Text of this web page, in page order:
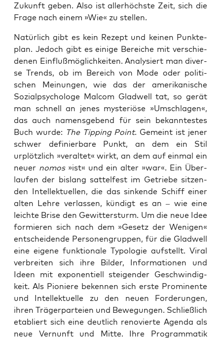
Zukunft geben. Also ist aller­höchs­te Zeit, sich die
Fra­ge nach einem »Wie« zu stellen.
Natür­lich gibt es kein Rezept und kei­nen Punk­te­
plan. Jedoch gibt es eini­ge Berei­che mit ver­schie­
de­nen Ein­fluß­mög­lich­kei­ten. Ana­ly­siert man diver­
se Trends, ob im Bereich von Mode oder poli­ti­
schen Mei­nun­gen, wie das der ame­ri­ka­ni­sche
Sozi­al­psy­cho­lo­ge Mal­com Glad­well tat, so gerät
man schnell an jenes mys­te­riö­se »Umschla­gen«,
das auch namens­ge­bend für sein bekann­tes­tes
Buch wur­de: The Tip­ping Point. Gemeint ist jener
schwer defi­nier­ba­re Punkt, an dem ein Stil
urplötz­lich »ver­al­tet« wirkt, an dem auf ein­mal ein
neu­er nomos»ist« und ein alter »war«. Ein Über­
lau­fen der bis­lang sat­tel­fest im Getrie­be sit­zen­
den Intel­lek­tu­el­len, die das sin­ken­de Schiff einer
alten Leh­re ver­las­sen, kün­digt es an – wie eine
leich­te Bri­se den Gewit­ter­sturm. Um die neue Idee
for­mie­ren sich nach dem »Gesetz der Weni­gen«
ent­schei­den­de Per­so­nen­grup­pen, für die Glad­well
eine eige­ne funk­tio­na­le Typo­lo­gie auf­stellt. Viral
ver­brei­ten sich ihre Bil­der, Infor­ma­tio­nen und
Ideen mit expo­nen­ti­ell stei­gen­der Geschwin­dig­
keit. Als Pio­nie­re beken­nen sich ers­te Pro­mi­nen­te
und Intel­lek­tu­el­le zu den neu­en For­de­run­gen,
ihren Trä­ger­par­tei­en und Bewe­gun­gen. Schließ­lich
eta­bliert sich eine deut­lich reno­vier­te Agen­da als
neue Ver­nunft und Mit­te. Ihre Pro­gram­ma­tik